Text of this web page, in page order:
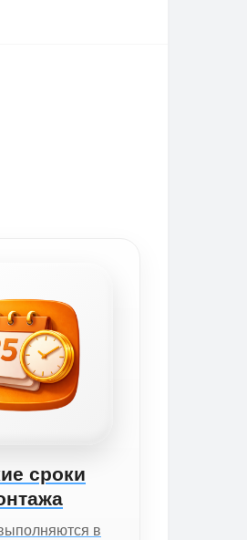
сроки
в